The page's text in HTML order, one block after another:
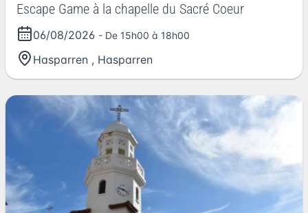
Escape Game à la chapelle du Sacré Coeur
06/08/2026 - De 15h00 à 18h00
Hasparren , Hasparren